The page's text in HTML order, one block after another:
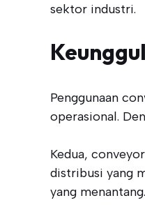
sektor industri.
Penggunaan
operasional.
Kedua,
distribusi yang
yang menantang.